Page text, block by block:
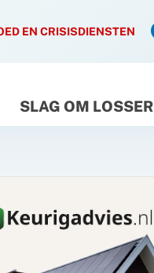
EN CRISISDIENSTEN
SLAG OM LOSSER